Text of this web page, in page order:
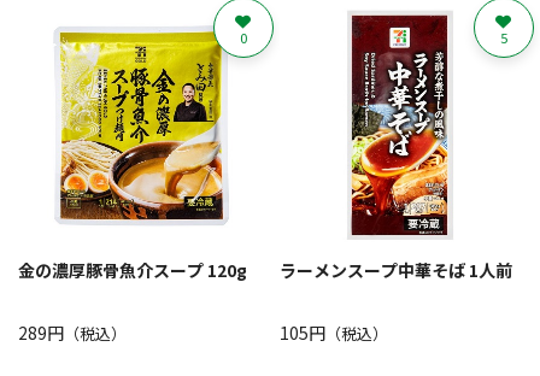
金の濃厚豚骨魚介スープ 120g
289円 （税込）
0
ラーメンスープ中華そば 1人前
105円（税込）
5